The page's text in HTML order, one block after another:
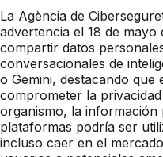
La Agència de
advertencia el 18 de
compartir datos
conversacionales de
o Gemini, destacando que
comprometer la
organismo, la información
plataformas podría ser
incluso caer en el